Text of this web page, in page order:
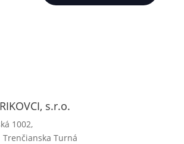
s.r.o.
1002,
Turná